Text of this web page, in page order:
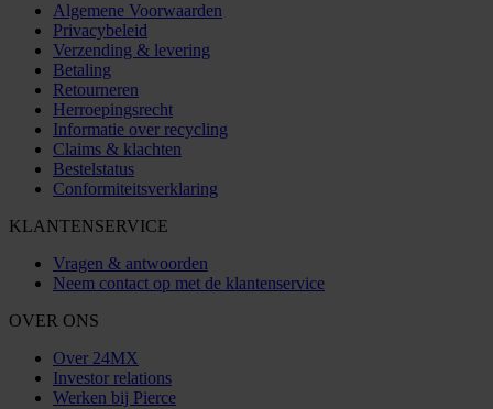
Algemene Voorwaarden
Privacybeleid
Verzending & levering
Betaling
Retourneren
Herroepingsrecht
Informatie over recycling
Claims & klachten
Bestelstatus
Conformiteitsverklaring
KLANTENSERVICE
Vragen & antwoorden
Neem contact op met de klantenservice
OVER ONS
Over 24MX
Investor relations
Werken bij Pierce